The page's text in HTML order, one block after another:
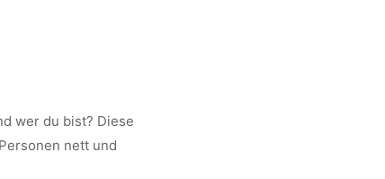
wer du bist? Diese
nett und